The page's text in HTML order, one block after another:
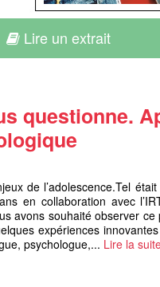
Lire un extrait
questionne.
de l’adolescence.Tel
en collaboration avec
avons souhaité observer
expériences
psychologue,... Lire la